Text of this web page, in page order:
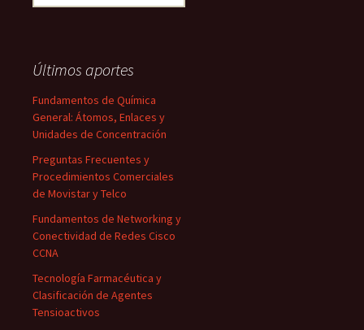
Últimos aportes
Fundamentos de Química
General: Átomos, Enlaces y
Unidades de Concentración
Preguntas Frecuentes y
Procedimientos Comerciales
de Movistar y Telco
Fundamentos de Networking y
Conectividad de Redes Cisco
CCNA
Tecnología Farmacéutica y
Clasificación de Agentes
Tensioactivos